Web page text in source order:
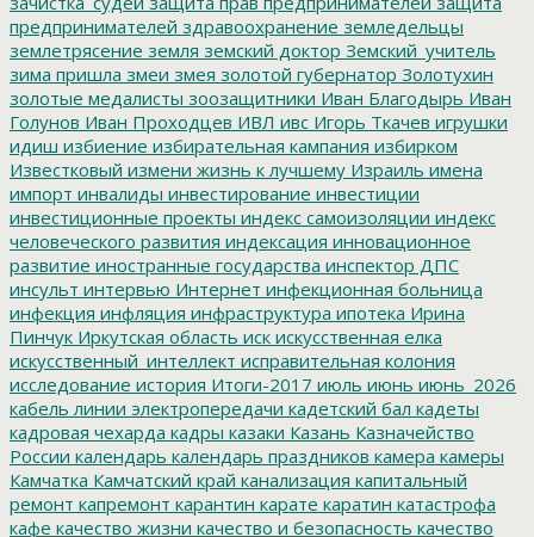
предпринимателей здравоохранение земледельцы
землетрясение земля земский доктор Земский_учитель
зима пришла змеи змея золотой губернатор Золотухин
золотые медалисты зоозащитники Иван Благодырь Иван
Голунов Иван Проходцев ИВЛ ивс Игорь Ткачев игрушки
идиш избиение избирательная кампания избирком
Известковый измени жизнь к лучшему Израиль имена
импорт инвалиды инвестирование инвестиции
инвестиционные проекты индекс самоизоляции индекс
человеческого развития индексация инновационное
развитие иностранные государства инспектор ДПС
инсульт интервью Интернет инфекционная больница
инфекция инфляция инфраструктура ипотека Ирина
Пинчук Иркутская область иск искусственная елка
искусственный_интеллект исправительная колония
исследование история Итоги-2017 июль июнь июнь_2026
кабель линии электропередачи кадетский бал кадеты
кадровая чехарда кадры казаки Казань Казначейство
России календарь календарь праздников камера камеры
Камчатка Камчатский край канализация капитальный
ремонт капремонт карантин карате каратин катастрофа
кафе качество жизни качество и безопасность качество